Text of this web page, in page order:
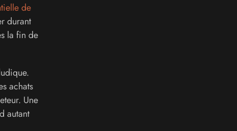
de
durant
la fin de
achats
Une
autant